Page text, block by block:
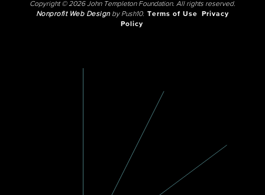
Copyright © 2026 John Templeton Foundation. All rights reserved.
Nonprofit Web Designby Push10. Terms of Use
Privacy
Policy